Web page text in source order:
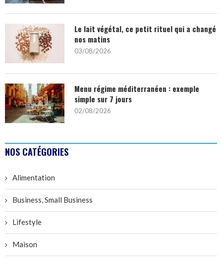
Le lait végétal, ce petit rituel qui a changé
nos matins
03/08/2026
Menu régime méditerranéen : exemple
simple sur 7 jours
02/08/2026
NOS CATÉGORIES
Alimentation
Business, Small Business
Lifestyle
Maison